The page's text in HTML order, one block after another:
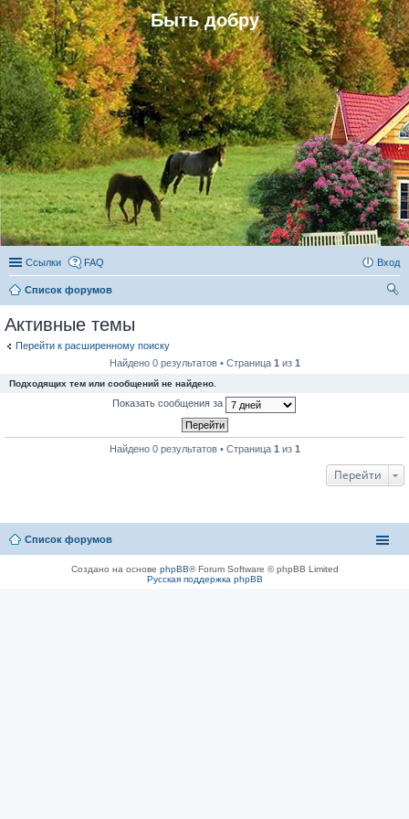
Быть добру
Ссылки FAQ Вход
Список форумов
Активные темы
Перейти к расширенному поиску
Найдено 0 результатов • Страница 1 из 1
Подходящих тем или сообщений не найдено.
Показать сообщения за
Найдено 0 результатов • Страница 1 из 1
Перейти
Список форумов
Создано на основе phpBB® Forum Software © phpBB Limited
Русская поддержка phpBB